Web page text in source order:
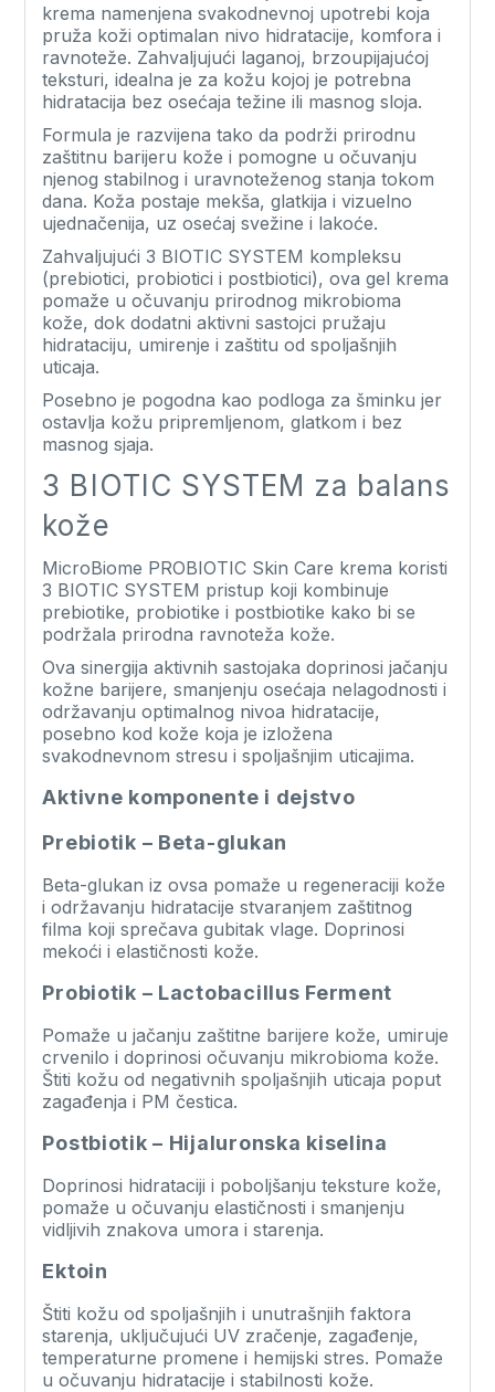
krema namenjena svakodnevnoj upotrebi koja
pruža koži optimalan nivo hidratacije, komfora i
ravnoteže. Zahvaljujući laganoj, brzoupijajućoj
teksturi, idealna je za kožu kojoj je potrebna
hidratacija bez osećaja težine ili masnog sloja.
Formula je razvijena tako da podrži prirodnu
zaštitnu barijeru kože i pomogne u očuvanju
njenog stabilnog i uravnoteženog stanja tokom
dana. Koža postaje mekša, glatkija i vizuelno
ujednačenija, uz osećaj svežine i lakoće.
Zahvaljujući 3 BIOTIC SYSTEM kompleksu
(prebiotici, probiotici i postbiotici), ova gel krema
pomaže u očuvanju prirodnog mikrobioma
kože, dok dodatni aktivni sastojci pružaju
hidrataciju, umirenje i zaštitu od spoljašnjih
uticaja.
Posebno je pogodna kao podloga za šminku jer
ostavlja kožu pripremljenom, glatkom i bez
masnog sjaja.
3 BIOTIC SYSTEM za balans
kože
MicroBiome PROBIOTIC Skin Care krema koristi
3 BIOTIC SYSTEM pristup koji kombinuje
prebiotike, probiotike i postbiotike kako bi se
podržala prirodna ravnoteža kože.
Ova sinergija aktivnih sastojaka doprinosi jačanju
kožne barijere, smanjenju osećaja nelagodnosti i
održavanju optimalnog nivoa hidratacije,
posebno kod kože koja je izložena
svakodnevnom stresu i spoljašnjim uticajima.
Aktivne komponente i dejstvo
Prebiotik – Beta-glukan
Beta-glukan iz ovsa pomaže u regeneraciji kože
i održavanju hidratacije stvaranjem zaštitnog
filma koji sprečava gubitak vlage. Doprinosi
mekoći i elastičnosti kože.
Probiotik – Lactobacillus Ferment
Pomaže u jačanju zaštitne barijere kože, umiruje
crvenilo i doprinosi očuvanju mikrobioma kože.
Štiti kožu od negativnih spoljašnjih uticaja poput
zagađenja i PM čestica.
Postbiotik – Hijaluronska kiselina
Doprinosi hidrataciji i poboljšanju teksture kože,
pomaže u očuvanju elastičnosti i smanjenju
vidljivih znakova umora i starenja.
Ektoin
Štiti kožu od spoljašnjih i unutrašnjih faktora
starenja, uključujući UV zračenje, zagađenje,
temperaturne promene i hemijski stres. Pomaže
u očuvanju hidratacije i stabilnosti kože.